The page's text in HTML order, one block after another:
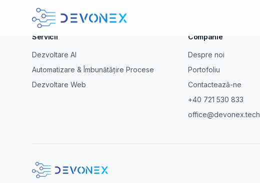
Servicii
Dezvoltare AI
Automatizare & Îmbunătățire Procese
Dezvoltare Web
Companie
Despre noi
Portofoliu
Contactează-ne
+40 721 530 833
office@devonex.tech